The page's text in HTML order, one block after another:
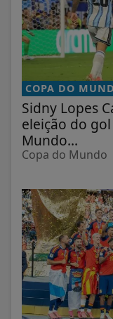
COPA DO
Sidny Lopes
eleição do
Mundo...
Copa do Mundo